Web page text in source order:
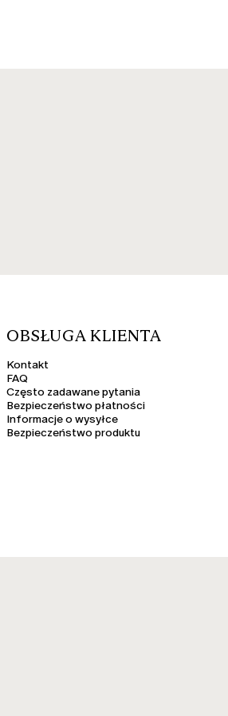
OBSŁUGA KLIENTA
Kontakt
FAQ
Często zadawane pytania
Bezpieczeństwo płatności
Informacje o wysyłce
Bezpieczeństwo produktu